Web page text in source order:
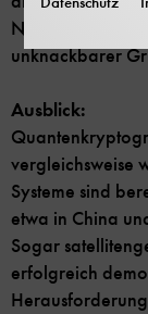
Nachricht
unknackbarer
Ausblick:
vergleichsweise
Systeme sind
etwa in China
Sogar
erfolgreich